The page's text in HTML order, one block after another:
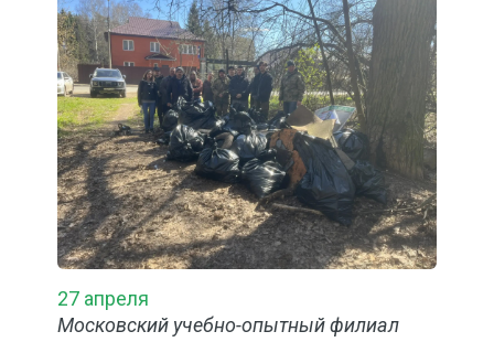
27 апреля
Московский учебно-опытный филиал